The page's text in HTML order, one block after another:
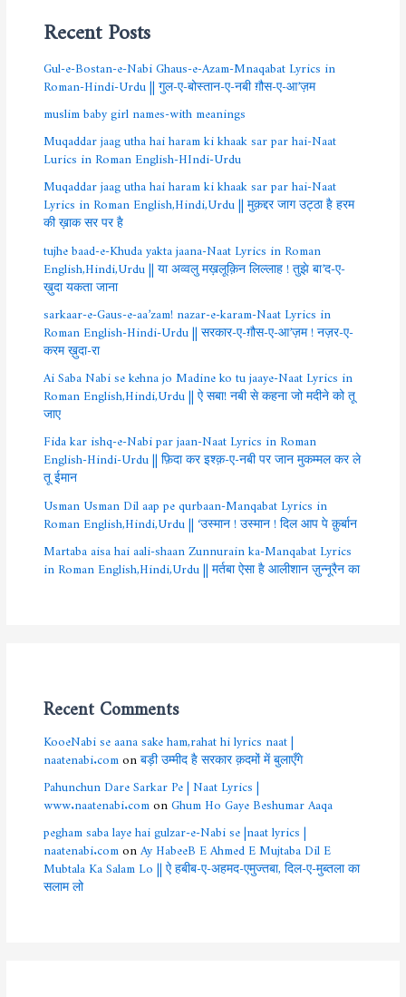
Recent Posts
Gul-e-Bostan-e-Nabi Ghaus-e-Azam-Mnaqabat Lyrics in
Roman-Hindi-Urdu || गुल-ए-बोस्तान-ए-नबी ग़ौस-ए-आ’ज़म
muslim baby girl names-with meanings
Muqaddar jaag utha hai haram ki khaak sar par hai-Naat
Lurics in Roman English-HIndi-Urdu
Muqaddar jaag utha hai haram ki khaak sar par hai-Naat
Lyrics in Roman English,Hindi,Urdu || मुक़द्दर जाग उट्ठा है हरम
की ख़ाक सर पर है
tujhe baad-e-Khuda yakta jaana-Naat Lyrics in Roman
English,Hindi,Urdu || या अव्वलु मख़लूक़िन लिल्लाह ! तुझे बा’द-ए-
ख़ुदा यकता जाना
sarkaar-e-Gaus-e-aa’zam! nazar-e-karam-Naat Lyrics in
Roman English-Hindi-Urdu || सरकार-ए-ग़ौस-ए-आ’ज़म ! नज़र-ए-
करम ख़ुदा-रा
Ai Saba Nabi se kehna jo Madine ko tu jaaye-Naat Lyrics in
Roman English,Hindi,Urdu || ऐ सबा! नबी से कहना जो मदीने को तू
जाए
Fida kar ishq-e-Nabi par jaan-Naat Lyrics in Roman
English-Hindi-Urdu || फ़िदा कर इश्क़-ए-नबी पर जान मुकम्मल कर ले
तू ईमान
Usman Usman Dil aap pe qurbaan-Manqabat Lyrics in
Roman English,Hindi,Urdu || ‘उस्मान ! उस्मान ! दिल आप पे क़ुर्बान
Martaba aisa hai aali-shaan Zunnurain ka-Manqabat Lyrics
in Roman English,Hindi,Urdu || मर्तबा ऐसा है आलीशान ज़ुन्नूरैन का
Recent Comments
KooeNabi se aana sake ham,rahat hi lyrics naat |
naatenabi.comonबड़ी उम्मीद है सरकार क़दमों में बुलाएँगे
Pahunchun Dare Sarkar Pe | Naat Lyrics |
www.naatenabi.comonGhum Ho Gaye Beshumar Aaqa
pegham saba laye hai gulzar-e-Nabi se |naat lyrics |
naatenabi.comonAy HabeeB E Ahmed E Mujtaba Dil E
Mubtala Ka Salam Lo || ऐ हबीब-ए-अहमद-एमुज्तबा, दिल-ए-मुब्तला का
सलाम लो